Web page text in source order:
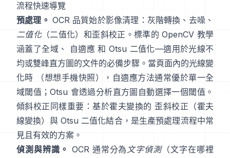
流程快速導覽
預處理。 OCR 品質始於影像清理：灰階轉換、去噪、
二值化（二值化）和歪斜校正。標準的 OpenCV 教學
涵蓋了全域、
自適應 和 Otsu 二值化—適用於光線不
均或雙峰直方圖的文件的必備步驟。當頁面內的光線變
化時 （想想手機快照），自適應方法通常優於單一全
域閾值；Otsu 會透過分析直方圖自動選擇一個閾值。
傾斜校正同樣重要：基於霍夫變換的 歪斜校正（霍夫
線變換）與 Otsu 二值化結合，是生產預處理流程中常
見且有效的方案。
偵測與辨識。 OCR 通常分為文字偵測（文字在哪裡